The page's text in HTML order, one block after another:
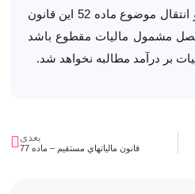
در مواردي كه نقل و انتقال موضوع ماده 52 اين قانون
مشمول ماليات مقطوع باشد
بر ‌درآمد مطالبه نخواهد شد.
بعدی
قانون مالياتهاي مستقيم – ماده 77